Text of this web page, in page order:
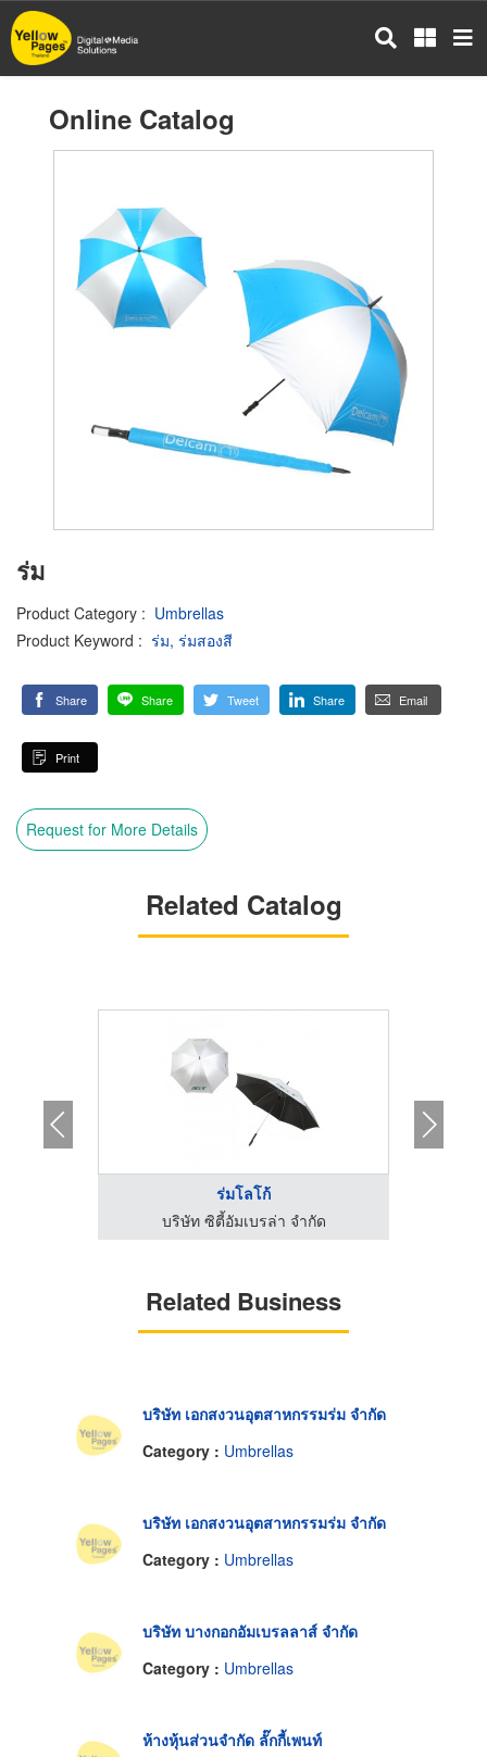
Skip
to
main
Online Catalog
ร่ม
Product Category : Umbrellas
Product Keyword : ร่ม, ร่มสองสี
Share Share Tweet Share Email
Print
Request for More Details
Related Catalog
ร่มโลโก้
บริษัท ซิตี้อัมเบรล่า จำกัด
Related Business
บริษัท เอกสงวนอุตสาหกรรมร่ม จำกัด
Category : Umbrellas
บริษัท เอกสงวนอุตสาหกรรมร่ม จำกัด
Category : Umbrellas
บริษัท บางกอกอัมเบรลลาส์ จำกัด
Category : Umbrellas
ห้างหุ้นส่วนจำกัด ลั๊กกี้เพนท์